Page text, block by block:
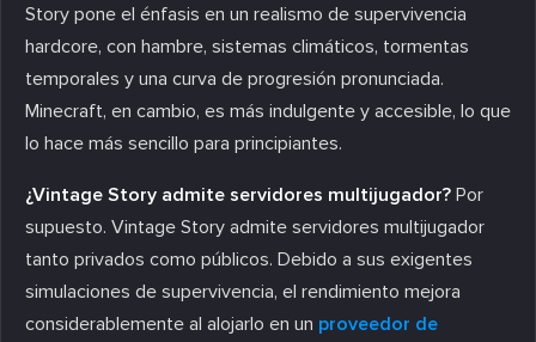
Story pone el énfasis en un realismo de supervivencia
hardcore, con hambre, sistemas climáticos, tormentas
temporales y una curva de progresión pronunciada.
Minecraft, en cambio, es más indulgente y accesible, lo que
lo hace más sencillo para principiantes.
¿Vintage Story admite servidores multijugador? Por
supuesto. Vintage Story admite servidores multijugador
tanto privados como públicos. Debido a sus exigentes
simulaciones de supervivencia, el rendimiento mejora
considerablemente al alojarlo en un proveedor de